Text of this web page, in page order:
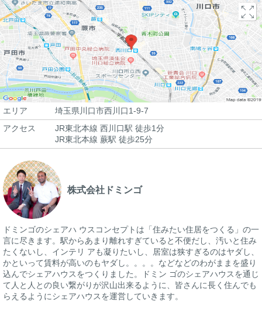
エリア
埼玉県川口市西川口1-9-7
アクセス
JR東北本線 西川口駅 徒歩1分
JR東北本線 蕨駅 徒歩25分
株式会社ドミンゴ
ドミンゴのシェアハ ウスコンセプトは「住みたい住居をつくる」の一
言に尽きます。駅からあまり離れすぎていると不便だし、汚いと住み
たくないし、インテリ アも凝りたいし、居室は狭すぎるのはヤダし、
かといって賃料が高いのもヤダし。。。。などなどのわがままを盛り
込んでシェアハウスをつくりました。ドミン ゴのシェアハウスを通じ
て人と人との良い繋がりが沢山出来るように、皆さんに長く住んでも
らえるようにシェアハウスを運営していきます。